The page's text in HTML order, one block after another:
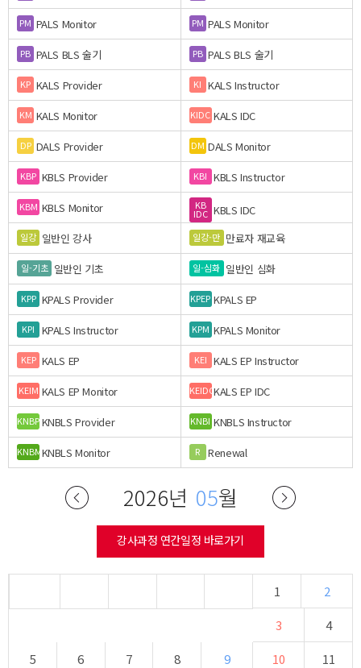
PM PALS Monitor PM PALS Monitor
PB PALS BLS 술기 PB PALS BLS 술기
KP KALS Provider KI KALS Instructor
KM KALS Monitor KIDC KALS IDC
DP DALS Provider DM DALS Monitor
KBP KBLS Provider KBI KBLS Instructor
KBM KBLS Monitor KB
IDC KBLS IDC
일강 일반인 강사 일강-만 만료자 재교육
일-기초 일반인 기초 일-심화 일반인 심화
KPP KPALS Provider KPEP KPALS EP
KPI KPALS Instructor KPM KPALS Monitor
KEP KALS EP KEI KALS EP Instructor
KEIM KALS EP Monitor KEIDCKALS EP IDC
KNBPKNBLS Provider KNBI KNBLS Instructor
KNBMKNBLS Monitor R Renewal
2026년 05월
강사과정 연간일정 바로가기
1
2
3
4
5
6 7 8 9 10
11